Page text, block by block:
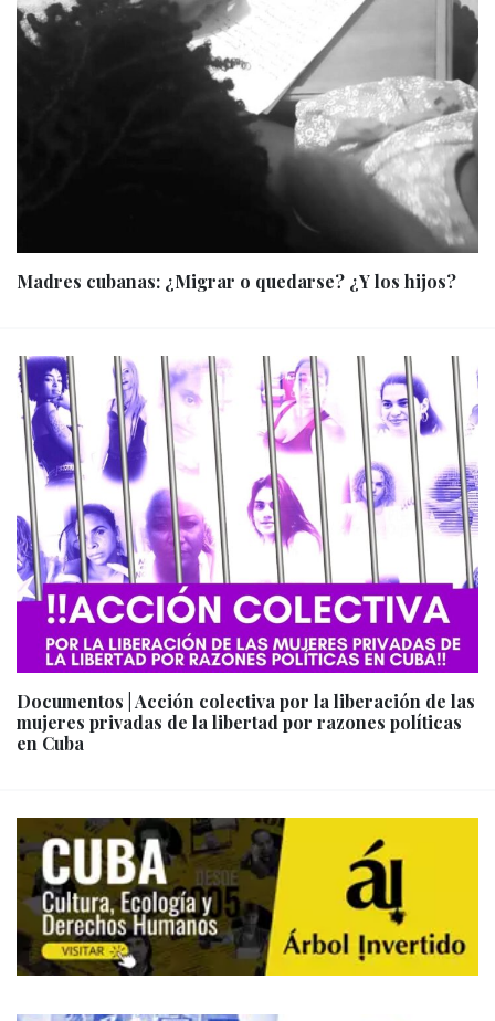
Madres cubanas: ¿Migrar o quedarse? ¿Y los hijos?
Documentos | Acción colectiva por la liberación de las
mujeres privadas de la libertad por razones políticas
en Cuba